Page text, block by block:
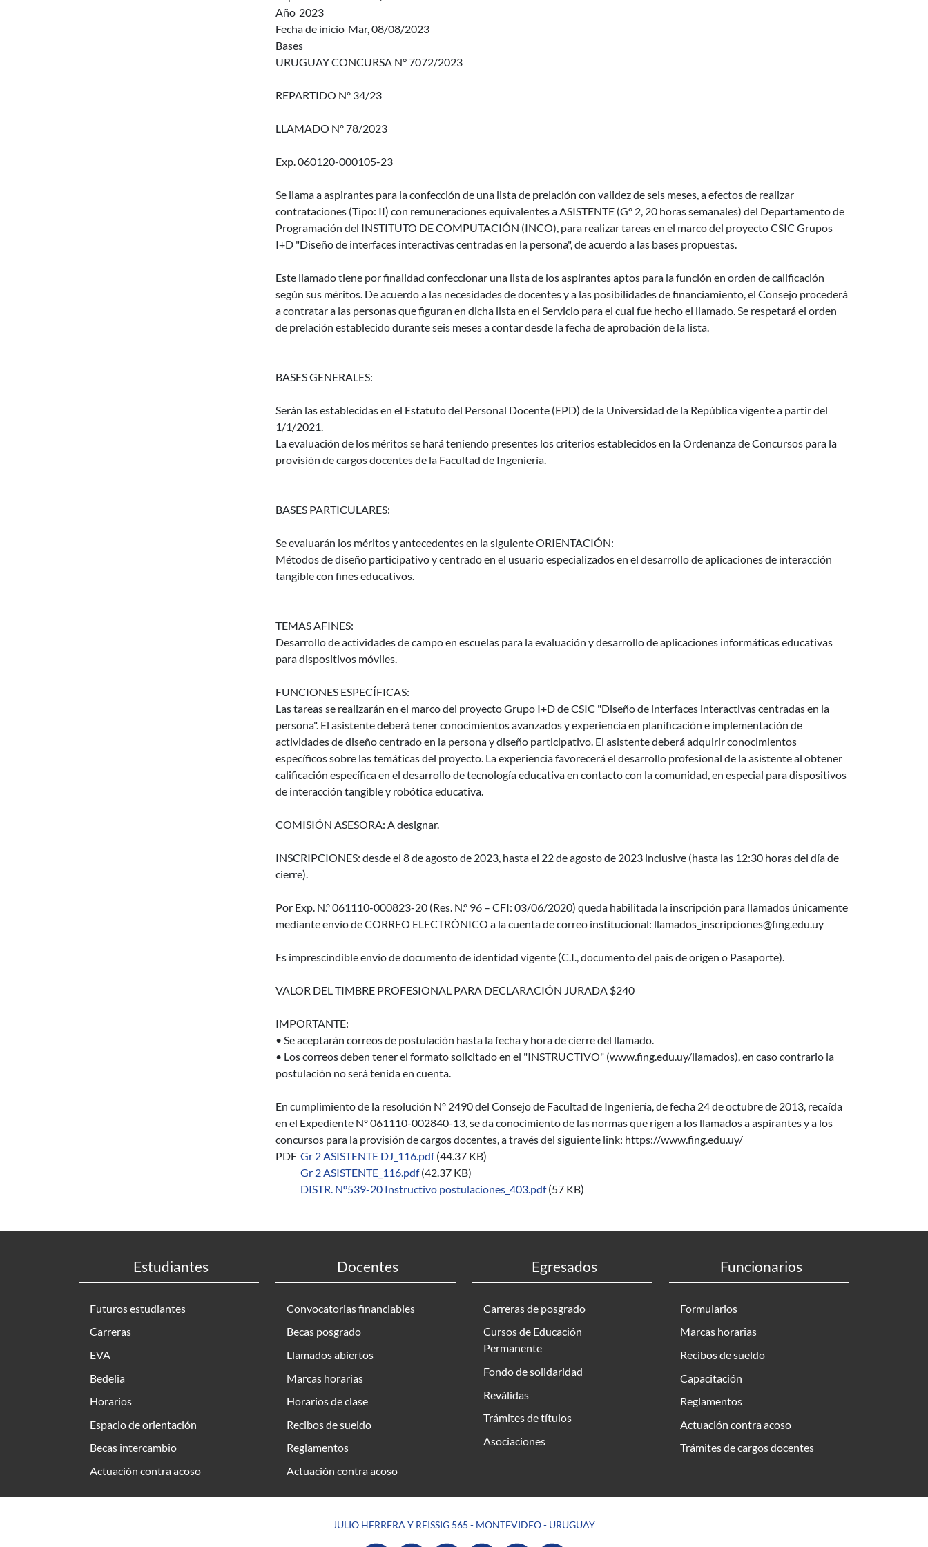
Año 2023
Fecha de inicio Mar, 08/08/2023
Bases
URUGUAY CONCURSA N° 7072/2023
REPARTIDO Nº 34/23
LLAMADO Nº 78/2023
Exp. 060120-000105-23
Se llama a aspirantes para la confección de una lista de prelación con validez de seis meses, a efectos de realizar
contrataciones (Tipo: II) con remuneraciones equivalentes a ASISTENTE (Gº 2, 20 horas semanales) del Departamento de
Programación del INSTITUTO DE COMPUTACIÓN (INCO), para realizar tareas en el marco del proyecto CSIC Grupos
I+D "Diseño de interfaces interactivas centradas en la persona", de acuerdo a las bases propuestas.
Este llamado tiene por finalidad confeccionar una lista de los aspirantes aptos para la función en orden de calificación
según sus méritos. De acuerdo a las necesidades de docentes y a las posibilidades de financiamiento, el Consejo procederá
a contratar a las personas que figuran en dicha lista en el Servicio para el cual fue hecho el llamado. Se respetará el orden
de prelación establecido durante seis meses a contar desde la fecha de aprobación de la lista.
BASES GENERALES:
Serán las establecidas en el Estatuto del Personal Docente (EPD) de la Universidad de la República vigente a partir del
1/1/2021.
La evaluación de los méritos se hará teniendo presentes los criterios establecidos en la Ordenanza de Concursos para la
provisión de cargos docentes de la Facultad de Ingeniería.
BASES PARTICULARES:
Se evaluarán los méritos y antecedentes en la siguiente ORIENTACIÓN:
Métodos de diseño participativo y centrado en el usuario especializados en el desarrollo de aplicaciones de interacción
tangible con fines educativos.
TEMAS AFINES:
Desarrollo de actividades de campo en escuelas para la evaluación y desarrollo de aplicaciones informáticas educativas
para dispositivos móviles.
FUNCIONES ESPECÍFICAS:
Las tareas se realizarán en el marco del proyecto Grupo I+D de CSIC "Diseño de interfaces interactivas centradas en la
persona". El asistente deberá tener conocimientos avanzados y experiencia en planificación e implementación de
actividades de diseño centrado en la persona y diseño participativo. El asistente deberá adquirir conocimientos
específicos sobre las temáticas del proyecto. La experiencia favorecerá el desarrollo profesional de la asistente al obtener
calificación específica en el desarrollo de tecnología educativa en contacto con la comunidad, en especial para dispositivos
de interacción tangible y robótica educativa.
COMISIÓN ASESORA: A designar.
INSCRIPCIONES: desde el 8 de agosto de 2023, hasta el 22 de agosto de 2023 inclusive (hasta las 12:30 horas del día de
cierre).
Por Exp. N.º 061110-000823-20 (Res. N.º 96 – CFI: 03/06/2020) queda habilitada la inscripción para llamados únicamente
mediante envío de CORREO ELECTRÓNICO a la cuenta de correo institucional: llamados_inscripciones@fing.edu.uy
Es imprescindible envío de documento de identidad vigente (C.I., documento del país de origen o Pasaporte).
VALOR DEL TIMBRE PROFESIONAL PARA DECLARACIÓN JURADA $240
IMPORTANTE:
• Se aceptarán correos de postulación hasta la fecha y hora de cierre del llamado.
• Los correos deben tener el formato solicitado en el "INSTRUCTIVO" (www.fing.edu.uy/llamados), en caso contrario la
postulación no será tenida en cuenta.
En cumplimiento de la resolución Nº 2490 del Consejo de Facultad de Ingeniería, de fecha 24 de octubre de 2013, recaída
en el Expediente Nº 061110-002840-13, se da conocimiento de las normas que rigen a los llamados a aspirantes y a los
concursos para la provisión de cargos docentes, a través del siguiente link: https://www.fing.edu.uy/
PDF Gr 2 ASISTENTE DJ_116.pdf (44.37 KB)
Gr 2 ASISTENTE_116.pdf (42.37 KB)
DISTR. Nº539-20 Instructivo postulaciones_403.pdf (57 KB)
Estudiantes
Futuros estudiantes
Carreras
EVA
Bedelia
Horarios
Espacio de orientación
Becas intercambio
Actuación contra acoso
Docentes
Convocatorias financiables
Becas posgrado
Llamados abiertos
Marcas horarias
Horarios de clase
Recibos de sueldo
Reglamentos
Actuación contra acoso
Egresados
Carreras de posgrado
Cursos de Educación
Permanente
Fondo de solidaridad
Reválidas
Trámites de títulos
Asociaciones
Funcionarios
Formularios
Marcas horarias
Recibos de sueldo
Capacitación
Reglamentos
Actuación contra acoso
Trámites de cargos docentes
JULIO HERRERA Y REISSIG 565 - MONTEVIDEO - URUGUAY